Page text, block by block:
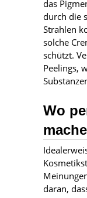
das
durch die
Strahlen
solche
schützt.
Peelings,
Wo
daran,